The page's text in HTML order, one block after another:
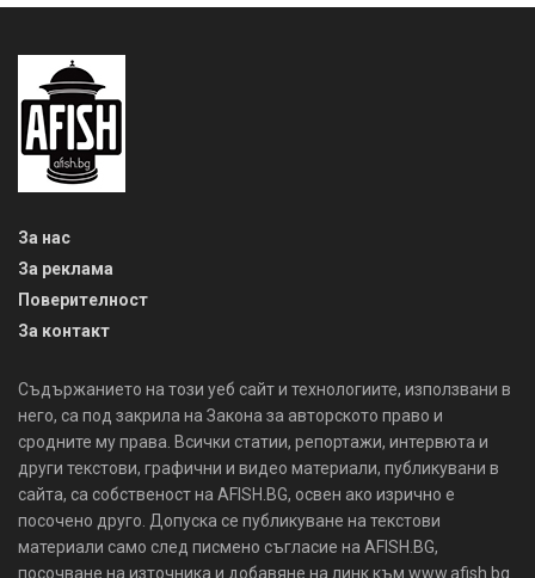
За нас
За реклама
Поверителност
За контакт
Съдържанието на този уеб сайт и технологиите, използвани в
него, са под закрила на Закона за авторското право и
сродните му права. Всички статии, репортажи, интервюта и
други текстови, графични и видео материали, публикувани в
сайта, са собственост на AFISH.BG, освен ако изрично е
посочено друго. Допуска се публикуване на текстови
материали само след писмено съгласие на AFISH.BG,
посочване на източника и добавяне на линк към www.afish.bg.